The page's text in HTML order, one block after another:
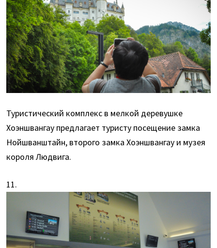
Туристический комплекс в мелкой деревушке
Хоэншвангау предлагает туристу посещение замка
Нойшванштайн, второго замка Хоэншвангау и музея
короля Людвига.
11.